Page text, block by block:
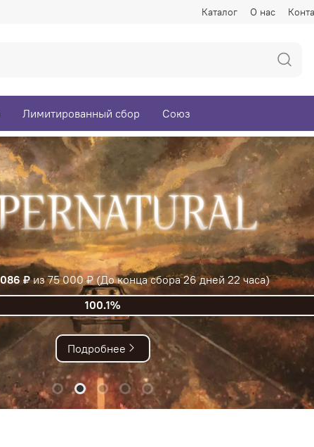
Каталог О нас
Лимитированный сбор Союз
Собрано: 216 912 ₽из 75 000 ₽(До конца
289.2%
Подробнее